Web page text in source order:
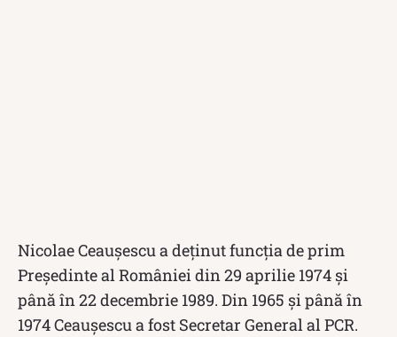
Nicolae Ceaușescu a deținut funcția de prim
Președinte al României din 29 aprilie 1974 și
până în 22 decembrie 1989. Din 1965 și până în
1974 Ceaușescu a fost Secretar General al PCR.